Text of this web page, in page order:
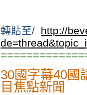
轉貼至/ http://
30國字幕40國
目焦點新聞